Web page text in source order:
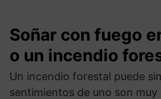
Soñar con fuego
o un incendio
Un incendio forestal puede
sentimientos de uno son